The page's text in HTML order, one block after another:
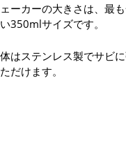
ーカーの大きさは、最
350mlサイズです。
はステンレス製でサビ
だけます。